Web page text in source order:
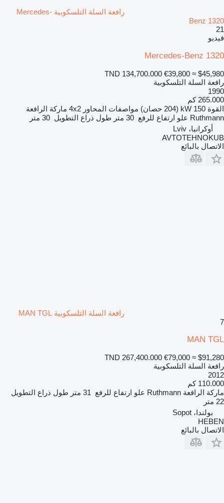
رافعة السلة التلسكوبية Mercedes-
Benz 1320
21
فيديو
Mercedes-Benz 1320
TND 134,700.000 €39,800 ≈ $45,980
رافعة السلة التلسكوبية
1990
265.000 كم
القوة 150 kW (204 حصان) مواصفات المحاور 4x2 ماركة الرافعة
Ruthmann علو ارتفاع للرفع 30 متر طول ذراع التطويل 30 متر
أوكرانيا، Lviv
AVTOTEHNOKUB
الاتصال بالبائع
رافعة السلة التلسكوبية MAN TGL
7
MAN TGL
TND 267,400.000 €79,000 ≈ $91,280
رافعة السلة التلسكوبية
2012
110.000 كم
ماركة الرافعة Ruthmann علو ارتفاع للرفع 31 متر
طول ذراع التطويل
22 متر
بولندا، Sopot
HEBEN
الاتصال بالبائع